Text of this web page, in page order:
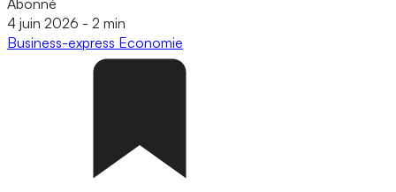
Abonné
4 juin 2026 - 2 min
Business-express Economie